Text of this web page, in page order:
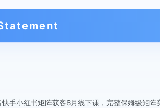
快手小红书矩阵获客8月线下课，完整保姆级矩阵